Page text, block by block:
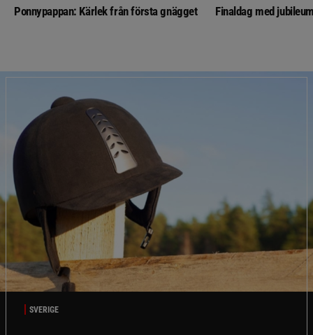
Ponnypappan: Kärlek från första gnägget Finaldag med
SVERIGE